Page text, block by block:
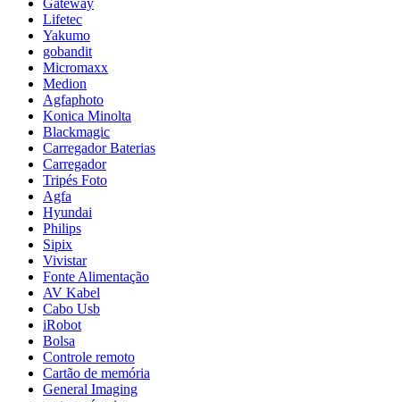
Gateway
Lifetec
Yakumo
gobandit
Micromaxx
Medion
Agfaphoto
Konica Minolta
Blackmagic
Carregador Baterias
Carregador
Tripés Foto
Agfa
Hyundai
Philips
Sipix
Vivistar
Fonte Alimentação
AV Kabel
Cabo Usb
iRobot
Bolsa
Controle remoto
Cartão de memória
General Imaging